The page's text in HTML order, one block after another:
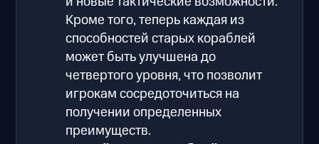
Кроме того, теперь каждая из
способностей старых кораблей
может быть улучшена до
четвертого уровня, что позволит
игрокам сосредоточиться на
получении определенных
преимуществ.